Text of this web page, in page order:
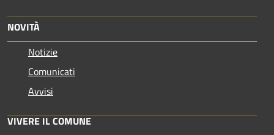
NOVITÀ
Notizie
Comunicati
Avvisi
VIVERE IL COMUNE